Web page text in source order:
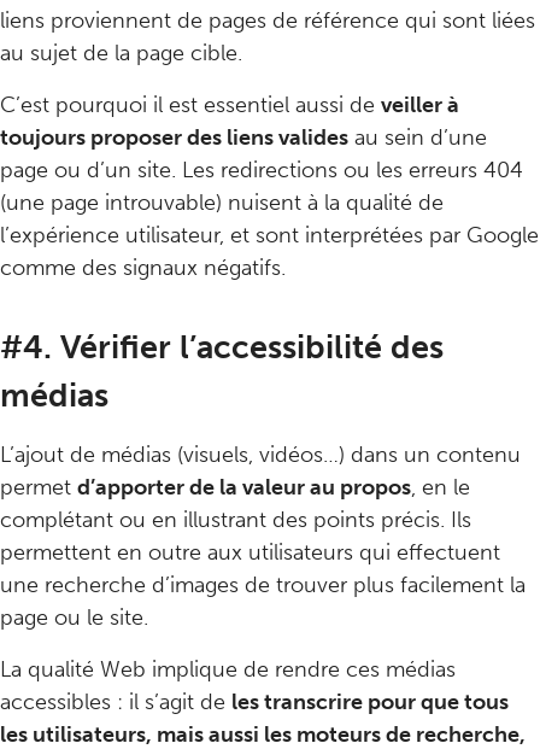
liens proviennent de pages de référence qui sont liées
au sujet de la page cible.
C’est pourquoi il est essentiel aussi de veiller à
toujours proposer des liens valides au sein d’une
page ou d’un site. Les redirections ou les erreurs 404
(une page introuvable) nuisent à la qualité de
l’expérience utilisateur, et sont interprétées par Google
comme des signaux négatifs.
#4. Vérifier l’accessibilité des
médias
L’ajout de médias (visuels, vidéos…) dans un contenu
permet d’apporter de la valeur au propos, en le
complétant ou en illustrant des points précis. Ils
permettent en outre aux utilisateurs qui effectuent
une recherche d’images de trouver plus facilement la
page ou le site.
La qualité Web implique de rendre ces médias
accessibles : il s’agit de les transcrire pour que tous
les utilisateurs, mais aussi les moteurs de recherche,